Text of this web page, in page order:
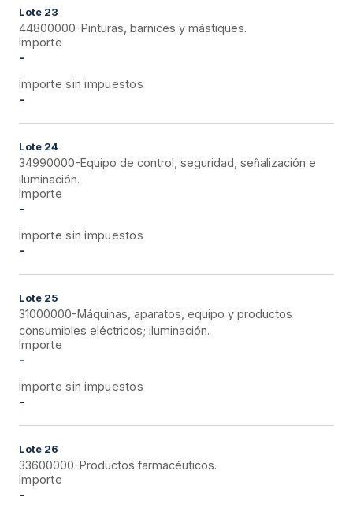
Lote 23
44800000-Pinturas, barnices y mástiques.
Importe
-
Importe sin impuestos
-
Lote 24
34990000-Equipo de control, seguridad, señalización e
iluminación.
Importe
-
Importe sin impuestos
-
Lote 25
31000000-Máquinas, aparatos, equipo y productos
consumibles eléctricos; iluminación.
Importe
-
Importe sin impuestos
-
Lote 26
33600000-Productos farmacéuticos.
Importe
-